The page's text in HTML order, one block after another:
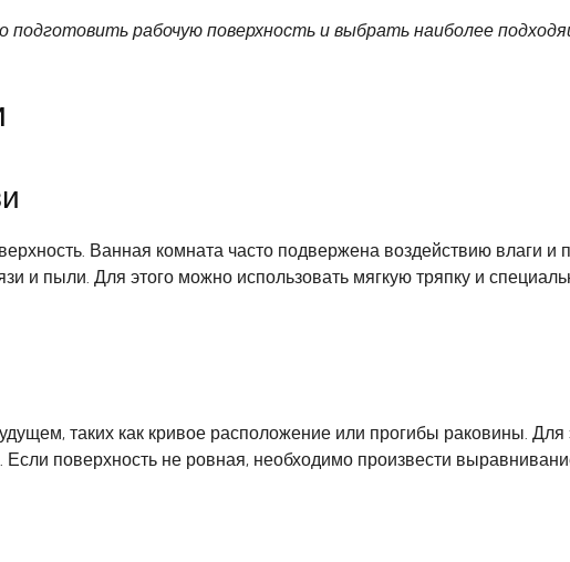
рабочую поверхность и выбрать наиболее
Ванная комната часто подвержена воздействию влаги и
и пыли. Для этого можно использовать мягкую тряпку и
таких как кривое расположение или прогибы раковины.
поверхность не ровная, необходимо произвести